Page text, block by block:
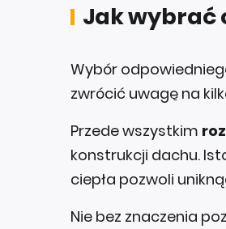
Jak wybrać
Wybór
zwrócić uwagę na
Przede wszystkim
konstrukcji dachu.
ciepła pozwoli
Nie bez znaczenia